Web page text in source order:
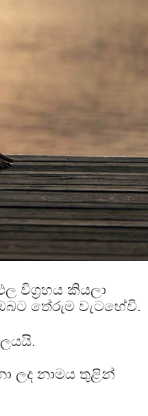
විග්‍රහය කියලා
තේරුම වැටහේවි.
ලද නාමය තුළින්